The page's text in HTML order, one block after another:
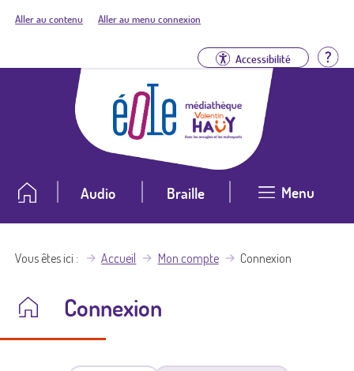
Aller au contenu Aller au menu connexion
Accessibilité
Audio Braille Menu
Vous êtes ici Accueil Mon compte Connexion
Connexion